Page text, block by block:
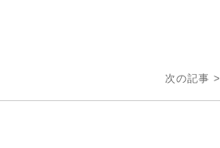
次の記事 >